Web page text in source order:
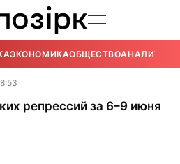
ЭКОНОМИКАОБЩЕСТВОАНАЛИТИКА
репрессий за 6–9 июня